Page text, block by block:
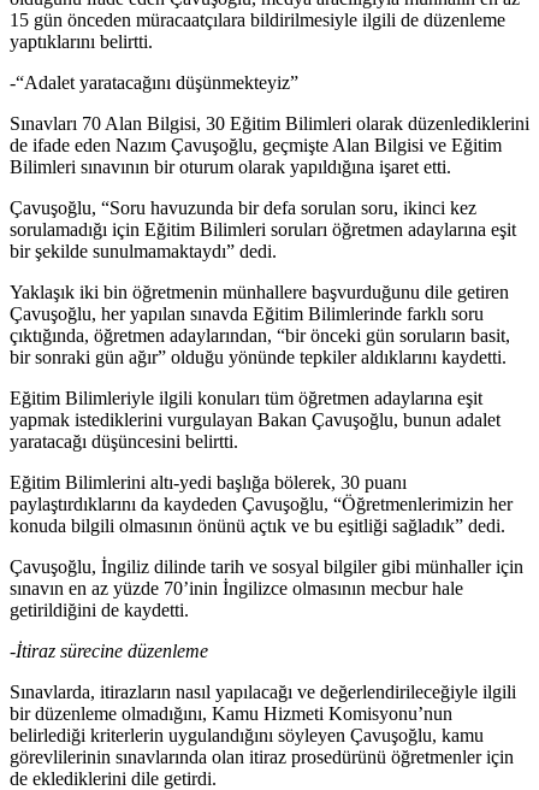
15 gün önceden müracaatçılara bildirilmesiyle ilgili de düzenleme
yaptıklarını belirtti.
-“Adalet yaratacağını düşünmekteyiz”
Sınavları 70 Alan Bilgisi, 30 Eğitim Bilimleri olarak düzenlediklerini
de ifade eden Nazım Çavuşoğlu, geçmişte Alan Bilgisi ve Eğitim
Bilimleri sınavının bir oturum olarak yapıldığına işaret etti.
Çavuşoğlu, “Soru havuzunda bir defa sorulan soru, ikinci kez
sorulamadığı için Eğitim Bilimleri soruları öğretmen adaylarına eşit
bir şekilde sunulmamaktaydı” dedi.
Yaklaşık iki bin öğretmenin münhallere başvurduğunu dile getiren
Çavuşoğlu, her yapılan sınavda Eğitim Bilimlerinde farklı soru
çıktığında, öğretmen adaylarından, “bir önceki gün soruların basit,
bir sonraki gün ağır” olduğu yönünde tepkiler aldıklarını kaydetti.
Eğitim Bilimleriyle ilgili konuları tüm öğretmen adaylarına eşit
yapmak istediklerini vurgulayan Bakan Çavuşoğlu, bunun adalet
yaratacağı düşüncesini belirtti.
Eğitim Bilimlerini altı-yedi başlığa bölerek, 30 puanı
paylaştırdıklarını da kaydeden Çavuşoğlu, “Öğretmenlerimizin her
konuda bilgili olmasının önünü açtık ve bu eşitliği sağladık” dedi.
Çavuşoğlu, İngiliz dilinde tarih ve sosyal bilgiler gibi münhaller için
sınavın en az yüzde 70’inin İngilizce olmasının mecbur hale
getirildiğini de kaydetti.
-İtiraz sürecine düzenleme
Sınavlarda, itirazların nasıl yapılacağı ve değerlendirileceğiyle ilgili
bir düzenleme olmadığını, Kamu Hizmeti Komisyonu’nun
belirlediği kriterlerin uygulandığını söyleyen Çavuşoğlu, kamu
görevlilerinin sınavlarında olan itiraz prosedürünü öğretmenler için
de eklediklerini dile getirdi.